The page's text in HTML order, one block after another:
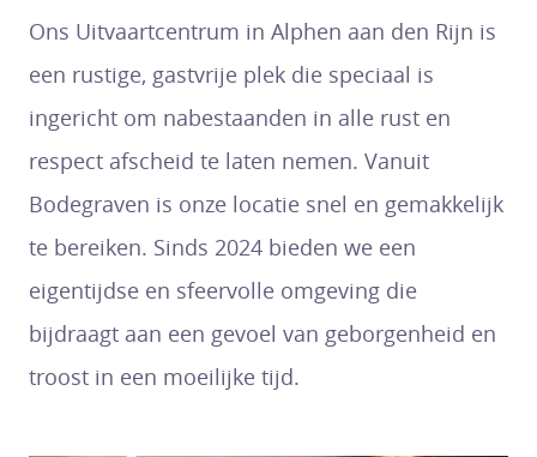
Ons Uitvaartcentrum in Alphen aan den Rijn is
een rustige, gastvrije plek die speciaal is
ingericht om nabestaanden in alle rust en
respect afscheid te laten nemen. Vanuit
Bodegraven is onze locatie snel en gemakkelijk
te bereiken. Sinds 2024 bieden we een
eigentijdse en sfeervolle omgeving die
bijdraagt aan een gevoel van geborgenheid en
troost in een moeilijke tijd.